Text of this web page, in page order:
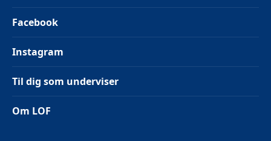
Facebook
Instagram
Til dig som underviser
Om LOF